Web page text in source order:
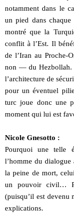
notamment dans le
un pied dans
montré que la
conflit à l’Est. Il
de l’Iran au Proche-
non — du Hezbollah.
l’architecture de
pour un éventuel
turc joue donc une
moment qui lui est
Nicole Gnesotto :
Pourquoi une telle
l’homme du
la peine de mort,
un pouvoir civil…
(puisqu’il est devenu
explications.